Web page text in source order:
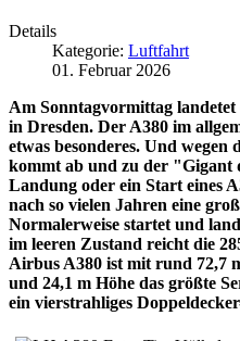
Details
Kategorie: Luftfahrt
01. Februar 2026
Am Sonntagvormittag
in Dresden. Der A380 im
etwas besonderes. Und wegen
kommt ab und zu der "Gigant
Landung oder ein Start eines
nach so vielen Jahren eine
Normalerweise startet und
im leeren Zustand reicht die
Airbus A380 ist mit rund 72,7
und 24,1 m Höhe das größte
ein vierstrahliges